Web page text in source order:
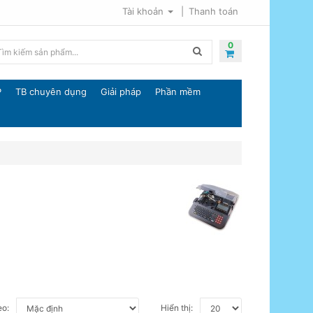
Tài khoản Thanh toán
0
TB chuyên dụng Giải pháp Phần mềm
Hiển thị: